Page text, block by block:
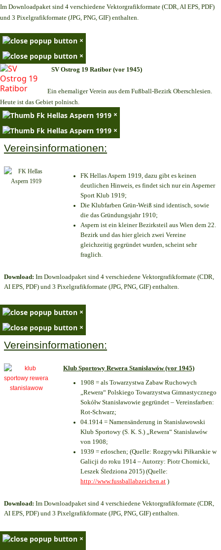
Im Downloadpaket sind 4 verschiedene Vektorgrafikformate (CDR, AI EPS, PDF)
und 3 Pixelgrafikformate (JPG, PNG, GIF) enthalten.
×
×
SV Ostrog 19 Ratibor (vor 1945)
Ein ehemaliger Verein aus dem Fußball-Bezirk Oberschlesien.
Heute ist das Gebiet polnisch.
×
×
Vereinsinformationen:
FK Hellas Aspern 1919, dazu gibt es keinen
deutlichen Hinweis, es findet sich nur ein Asperner
Sport Klub 1919;
Die Klubfarben Grün-Weiß sind identisch, sowie
die das Gründungsjahr 1910;
Aspern ist ein kleiner Bezirksteil aus Wien dem 22.
Bezirk und das hier gleich zwei Vereine
gleichzeitig gegründet wurden, scheint sehr
fraglich.
Download: Im Downloadpaket sind 4 verschiedene Vektorgrafikformate (CDR,
AI EPS, PDF) und 3 Pixelgrafikformate (JPG, PNG, GIF) enthalten.
×
×
Vereinsinformationen:
Klub Sportowy Rewera Stanisławów (vor 1945)
1908 = als Towarzystwa Zabaw Ruchowych
„Rewera“ Polskiego Towarzystwa Gimnastycznego
Sokółw Stanisławowie gegründet – Vereinsfarben:
Rot-Schwarz;
04.1914 = Namensänderung in Stanisławowski
Klub Sportowy (S. K. S.) „Rewera“ Stanisławów
von 1908;
1939 = erloschen; (Quelle: Rozgrywki Piłkarskie w
Galicji do roku 1914 – Autorzy: Piotr Chomicki,
Leszek Śledziona 2015) (Quelle:
http://www.fussballabzeichen.at )
Download: Im Downloadpaket sind 4 verschiedene Vektorgrafikformate (CDR,
AI EPS, PDF) und 3 Pixelgrafikformate (JPG, PNG, GIF) enthalten.
×